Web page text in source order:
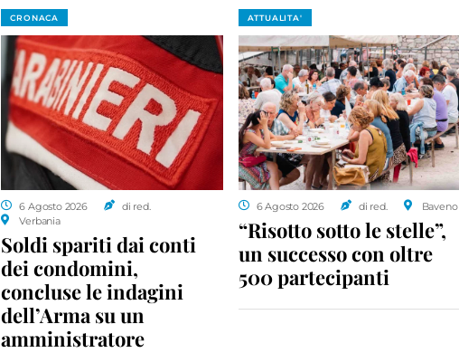
CRONACA
6 Agosto 2026
di red.
Verbania
Soldi spariti dai conti
dei condomini,
concluse le indagini
dell’Arma su un
amministratore
ATTUALITA'
6 Agosto 2026 di red. Baveno
“Risotto sotto le stelle”,
un successo con oltre
500 partecipanti